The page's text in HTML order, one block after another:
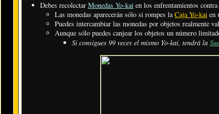
Debes recolectar Monedas Yo-kai en los enfrentamientos contra
Las monedas aparecerán sólo si rompes laCaja Yo-kai en
Puedes intercambiar las monedas por objetos realmente
Aunque sólo puedes canjear los objetos un número
Si consigues 99 veces el mismo Yo-kai, tendrá la